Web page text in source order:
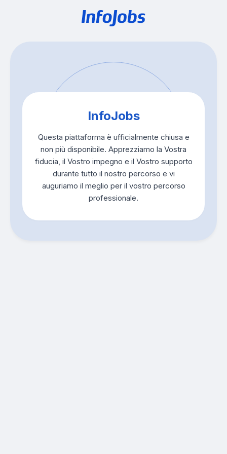
InfoJobs
Questa piattaforma è ufficialmente chiusa e
non più disponibile. Apprezziamo la Vostra
fiducia, il Vostro impegno e il Vostro supporto
durante tutto il nostro percorso e vi
auguriamo il meglio per il vostro percorso
professionale.